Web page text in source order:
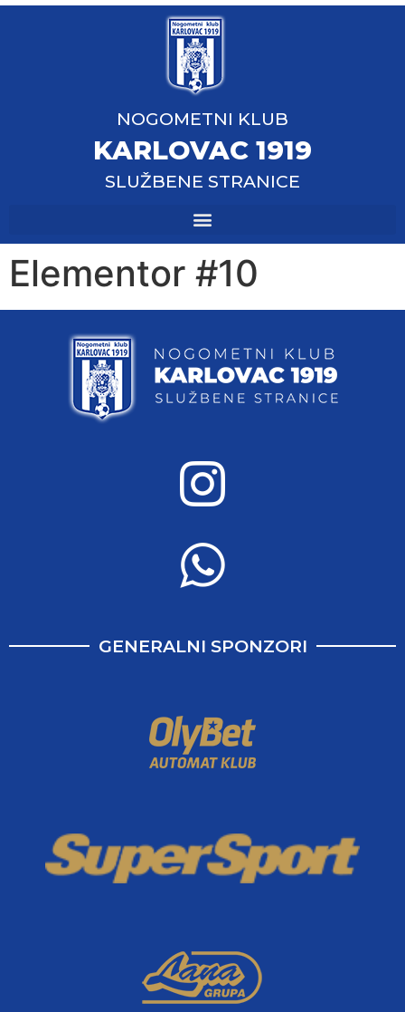
NOGOMETNI KLUB
KARLOVAC 1919
SLUŽBENE STRANICE
Elementor #10
GENERALNI SPONZORI